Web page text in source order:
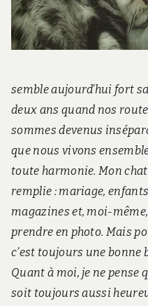
semble aujourd’hui fort
deux ans quand nos
sommes devenus
que nous vivons
toute harmonie. Mon
remplie : mariage,
magazines et, moi-
prendre en photo. Mais
c’est toujours une bonne
Quant à moi, je ne pense
soit toujours aussi